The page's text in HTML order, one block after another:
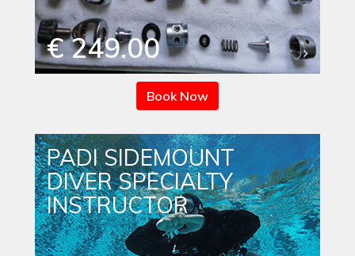
€ 249.00
Book Now
PADI SIDEMOUNT
DIVER SPECIALTY
INSTRUCTOR